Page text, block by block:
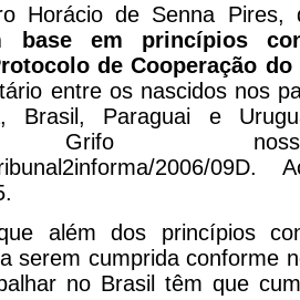
Horácio de Senna Pires,
base em princípios
de Cooperação do
entre os nascidos nos
Brasil, Paraguai e
Grifo
tribunal2informa/2006/
além dos princípios
serem cumprida conforme
no Brasil têm que